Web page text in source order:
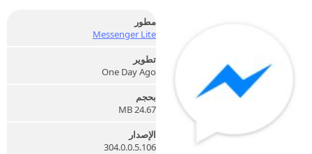
مطور
Messenger Lite
تطوير
One Day Ago
بحجم
24.67 MB
الإصدار
304.0.0.5.106